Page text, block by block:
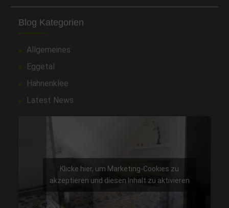
Blog Kategorien
Allgemeines
Eggetal
Hahnenklee
Latest News
Klicke hier, um Marketing-Cookies zu
akzeptieren und diesen Inhalt zu aktivieren